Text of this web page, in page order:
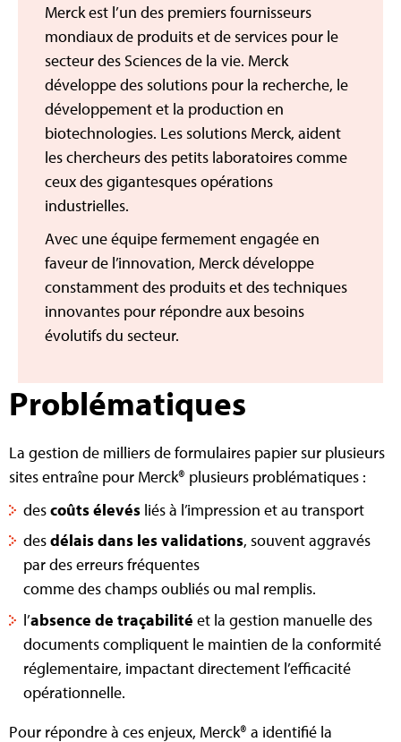
Merck est l’un des premiers fournisseurs
mondiaux de produits et de services pour le
secteur des Sciences de la vie. Merck
développe des solutions pour la recherche, le
développement et la production en
biotechnologies. Les solutions Merck, aident
les chercheurs des petits laboratoires comme
ceux des gigantesques opérations
industrielles.
Avec une équipe fermement engagée en
faveur de l’innovation, Merck développe
constamment des produits et des techniques
innovantes pour répondre aux besoins
évolutifs du secteur.
Problématiques
La gestion de milliers de formulaires papier sur plusieurs
sites entraîne pour Merck® plusieurs problématiques :
descoûts élevés liés à l’impression et au transport
desdélais dans les validations, souvent aggravés
par des erreurs fréquentes
comme des champs oubliés ou mal remplis.
l’absence de traçabilité et la gestion manuelle des
documents compliquent le maintien de la conformité
réglementaire, impactant directement l’efficacité
opérationnelle.
Pour répondre à ces enjeux, Merck® a identifié la